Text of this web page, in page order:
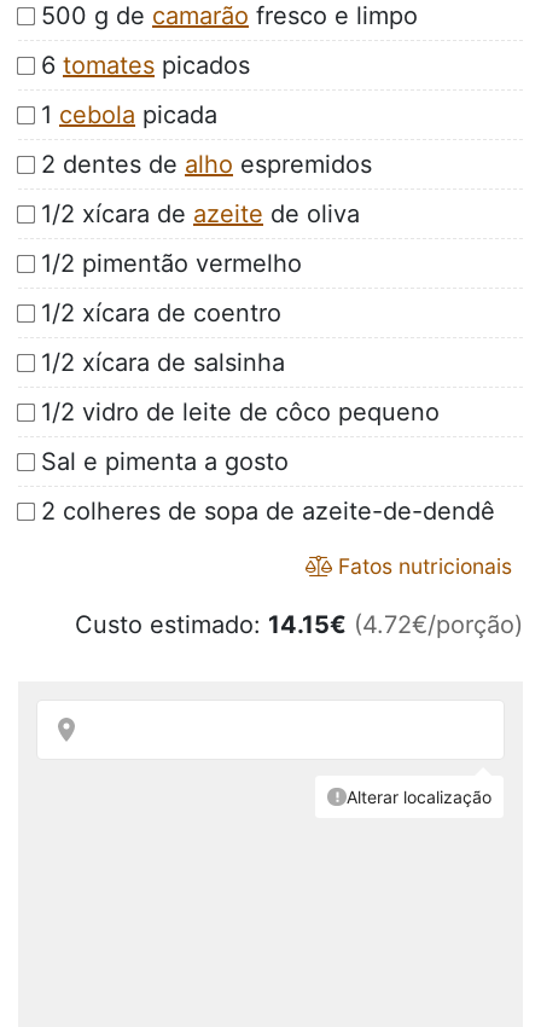
500 g de camarão fresco e limpo
6 tomates picados
1 cebola picada
2 dentes de alho espremidos
1/2 xícara de azeite de oliva
1/2 pimentão vermelho
1/2 xícara de coentro
1/2 xícara de salsinha
1/2 vidro de leite de côco pequeno
Sal e pimenta a gosto
2 colheres de sopa de azeite-de-dendê
Fatos nutricionais
Custo estimado: 14.15€ (4.72€/porção)